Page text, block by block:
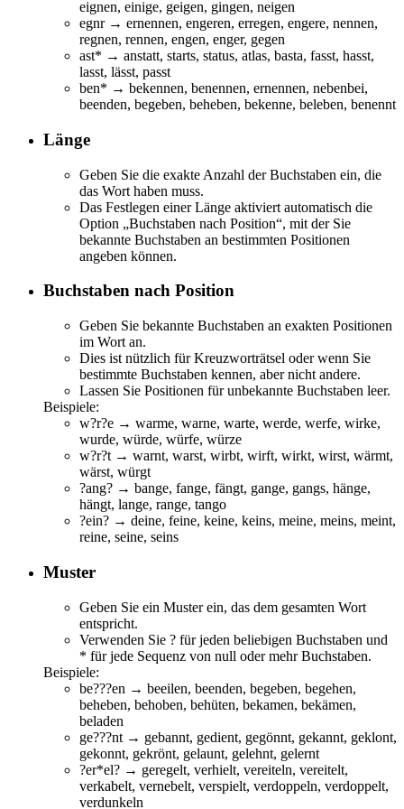
eignen, einige, geigen, gingen, neigen
egnr → ernennen, engeren, erregen, engere, nennen,
regnen, rennen, engen, enger, gegen
ast* → anstatt, starts, status, atlas, basta, fasst, hasst,
lasst, lässt, passt
ben* → bekennen, benennen, ernennen, nebenbei,
beenden, begeben, beheben, bekenne, beleben, benennt
Länge
Geben Sie die exakte Anzahl der Buchstaben ein, die
das Wort haben muss.
Das Festlegen einer Länge aktiviert automatisch die
Option „Buchstaben nach Position“, mit der Sie
bekannte Buchstaben an bestimmten Positionen
angeben können.
Buchstaben nach Position
Geben Sie bekannte Buchstaben an exakten Positionen
im Wort an.
Dies ist nützlich für Kreuzworträtsel oder wenn Sie
bestimmte Buchstaben kennen, aber nicht andere.
Lassen Sie Positionen für unbekannte Buchstaben leer.
Beispiele:
w?r?e → warme, warne, warte, werde, werfe, wirke,
wurde, würde, würfe, würze
w?r?t → warnt, warst, wirbt, wirft, wirkt, wirst, wärmt,
wärst, würgt
?ang? → bange, fange, fängt, gange, gangs, hänge,
hängt, lange, range, tango
?ein? → deine, feine, keine, keins, meine, meins, meint,
reine, seine, seins
Muster
Geben Sie ein Muster ein, das dem gesamten Wort
entspricht.
Verwenden Sie ? für jeden beliebigen Buchstaben und
* für jede Sequenz von null oder mehr Buchstaben.
Beispiele:
be???en → beeilen, beenden, begeben, begehen,
beheben, behoben, behüten, bekamen, bekämen,
beladen
ge???nt → gebannt, gedient, gegönnt, gekannt, geklont,
gekonnt, gekrönt, gelaunt, gelehnt, gelernt
?er*el? → geregelt, verhielt, vereiteln, vereitelt,
verkabelt, vernebelt, verspielt, verdoppeln, verdoppelt,
verdunkeln